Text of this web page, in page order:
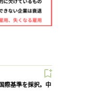
際基準を採択。中